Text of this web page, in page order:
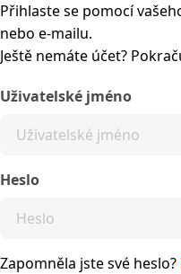
Přihlaste se pomocí
nebo e-mailu.
Ještě nemáte účet?
Uživatelské jméno
Heslo
Zapomněla jste své heslo?